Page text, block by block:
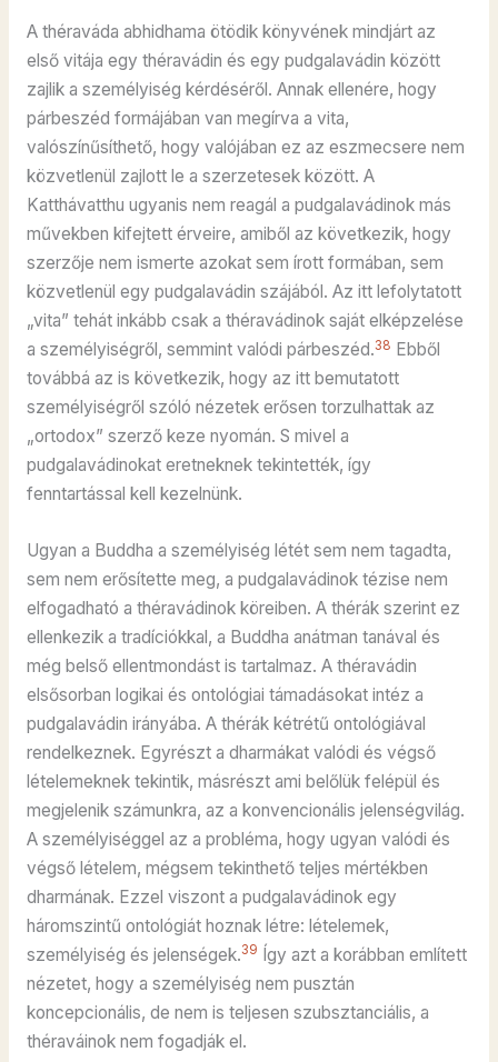
A théraváda abhidhama ötödik könyvének mindjárt az
első vitája egy théravádin és egy pudgalavádin között
zajlik a személyiség kérdéséről. Annak ellenére, hogy
párbeszéd formájában van megírva a vita,
valószínűsíthető, hogy valójában ez az eszmecsere nem
közvetlenül zajlott le a szerzetesek között. A
Katthávatthu ugyanis nem reagál a pudgalavádinok más
művekben kifejtett érveire, amiből az következik, hogy
szerzője nem ismerte azokat sem írott formában, sem
közvetlenül egy pudgalavádin szájából. Az itt lefolytatott
„vita” tehát inkább csak a théravádinok saját elképzelése
a személyiségről, semmint valódi párbeszéd.38 Ebből
továbbá az is következik, hogy az itt bemutatott
személyiségről szóló nézetek erősen torzulhattak az
„ortodox” szerző keze nyomán. S mivel a
pudgalavádinokat eretneknek tekintették, így
fenntartással kell kezelnünk.
Ugyan a Buddha a személyiség létét sem nem tagadta,
sem nem erősítette meg, a pudgalavádinok tézise nem
elfogadható a théravádinok köreiben. A thérák szerint ez
ellenkezik a tradíciókkal, a Buddha anátman tanával és
még belső ellentmondást is tartalmaz. A théravádin
elsősorban logikai és ontológiai támadásokat intéz a
pudgalavádin irányába. A thérák kétrétű ontológiával
rendelkeznek. Egyrészt a dharmákat valódi és végső
lételemeknek tekintik, másrészt ami belőlük felépül és
megjelenik számunkra, az a konvencionális jelenségvilág.
A személyiséggel az a probléma, hogy ugyan valódi és
végső lételem, mégsem tekinthető teljes mértékben
dharmának. Ezzel viszont a pudgalavádinok egy
háromszintű ontológiát hoznak létre: lételemek,
személyiség és jelenségek.39
Így azt a korábban említett
nézetet, hogy a személyiség nem pusztán
koncepcionális, de nem is teljesen szubsztanciális, a
théraváinok nem fogadják el.